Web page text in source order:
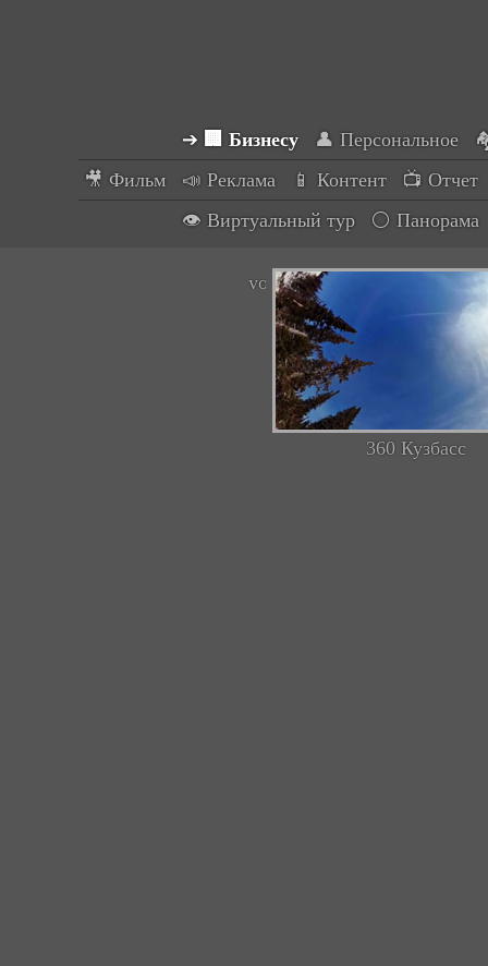
➔ 🏢 Бизнесy 👤 Персональное
🎥 Фильм
📣 Реклама 📱 Контент
📺 Отчет
👁 Виртуальный тур
⚪ Панорама
360 Кузбасс